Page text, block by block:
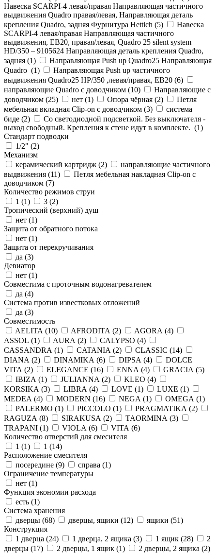
Навеска SCARPI-4 левая/правая Направляющая частичного
выдвижения Quadro правая/левая, Направляющая деталь
крепления Quadro, задняя Фурнитура Hettich (5)
Навеска
SCARPI-4 левая/правая Направляющая частичного
выдвижения, ЕВ20, правая/левая, Quadro 25 silent system
HD/350 – 9105624 Направляющая деталь крепления Quadro,
задняя (1)
Направляющая Push up Quadro25 Направляющая
Quadro (1)
Направляющая Push up частичного
выдвижения Quadro25 НР/350 ,левая/правая, ЕВ20 (6)
направляющие Quadro с доводчиком (10)
Направляющие с
доводчиком (25) нет (1) Опора чёрная (2)
Петля
мебельная вкладная Clip-on с доводчиком (3)
система
биде (2)
Со светодиодной подсветкой. Без выключателя -
выход свободный. Крепления к стене идут в комплекте. (1)
Стандарт подводки
1/2" (2)
Механизм
керамический картридж (2)
направляющие частичного
выдвижения (11)
Петля мебельная накладная Clip-on с
доводчиком (7)
Количество режимов струи
1 (1) 3 (2)
Тропический (верхний) душ
нет (1)
Защита от обратного потока
нет (1)
Защита от перекручивания
да (3)
Девиатор
нет (1)
Совместима с проточным водонагревателем
да (4)
Система против известковых отложений
да (3)
Совместимость
AELITA (10) AFRODITA (2) AGORA (4)
ASSOL (1) AURA (2) CALYPSO (4)
CASSANDRA (1) CATANIA (2) CLASSIC (14)
DIANA (2) DINAMIKA (6) DIPSA (4)
DOLCE
VITA (2) ELEGANCE (16) ENNA (4) GRACIA (5)
IBIZA (1) JULIANNA (2) KLEO (4)
KORSIKA (3) LIBRA (4) LOVE (1) LUXE (1)
MEDEA (4) MODERN (16) NEGA (1) OMEGA (1)
PALERMO (1) PICCOLO (1) PRAGMATIKA (2)
RAGUZA (8) SIRAKUSA (2) TAORMINA (3)
TRAPANI (1) VIOLA (6) VITA (6)
Количество отверстий для смесителя
1 (1) 1 (14)
Расположение смесителя
посередине (9) справа (1)
Ограничение температуры
нет (1)
Функция экономии расхода
есть (1)
Система хранения
дверцы (68) дверцы, ящики (12) ящики (51)
Конструкция
1 дверца (24) 1 дверца, 2 ящика (3) 1 ящик (28)
2
дверцы (17) 2 дверцы, 1 ящик (1) 2 дверцы, 2 ящика (2)